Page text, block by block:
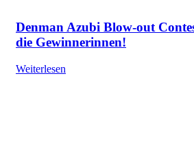
Denman Azubi Blow-out
die Gewinnerinnen!
Weiterlesen